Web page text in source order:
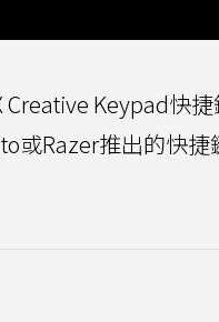
Creative Keypad快
或Razer推出的快捷